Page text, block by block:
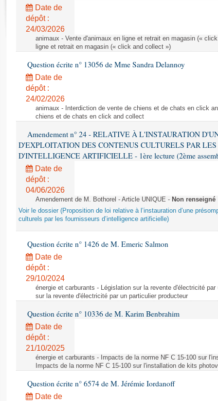
Rapports législatifs
Rapports sur l'application des lois
Baromètre de l’application des lois
Dossiers législatifs
Budget et sécurité sociale
Questions écrites et orales
Comptes rendus des débats
Date de
dépôt :
24/03/2026
animaux - Vente d'animaux en ligne et retrait en magasin («
ligne et retrait en magasin (« click and collect »)
Question écrite n° 13056 de Mme Sandra Delannoy
Date de
dépôt :
24/02/2026
animaux - Interdiction de vente de chiens et de chats en click
chiens et de chats en click and collect
Amendement n° 24 - RELATIVE À L'INSTAURATION
D'EXPLOITATION DES CONTENUS CULTURELS PAR LES
D'INTELLIGENCE ARTIFICIELLE - 1ère lecture (2ème
Date de
dépôt :
04/06/2026
Amendement de M. Bothorel - Article UNIQUE - Non renseigné
Voir le dossier (Proposition de loi relative à l’instauration d’une
culturels par les fournisseurs d’intelligence artificielle)
Question écrite n° 1426 de M. Emeric Salmon
Date de
dépôt :
29/10/2024
énergie et carburants - Législation sur la revente d'électricité
sur la revente d'électricité par un particulier producteur
Question écrite n° 10336 de M. Karim Benbrahim
Date de
dépôt :
21/10/2025
énergie et carburants - Impacts de la norme NF C 15-100 sur
Impacts de la norme NF C 15-100 sur l'installation de kits
Question écrite n° 6574 de M. Jérémie Iordanoff
Date de